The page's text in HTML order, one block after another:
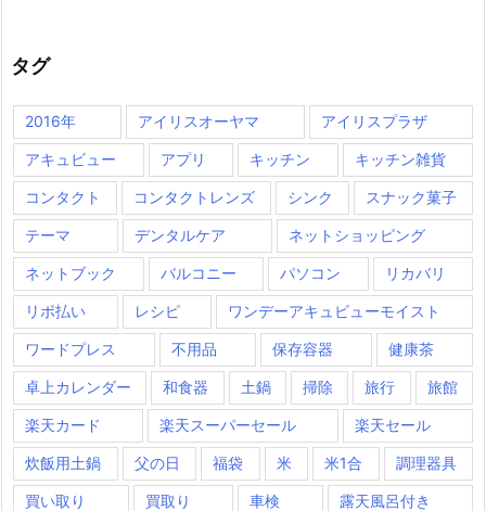
タグ
2016年 アイリスオーヤマ アイリスプラザ
アキュビュー アプリ キッチン キッチン雑貨
コンタクト コンタクトレンズ シンク スナック菓子
テーマ デンタルケア ネットショッピング
ネットブック バルコニー パソコン リカバリ
リボ払い レシピ ワンデーアキュビューモイスト
ワードプレス 不用品 保存容器 健康茶
卓上カレンダー 和食器 土鍋 掃除 旅行 旅館
楽天カード 楽天スーパーセール 楽天セール
炊飯用土鍋 父の日 福袋 米 米1合 調理器具
買い取り 買取り 車検 露天風呂付き